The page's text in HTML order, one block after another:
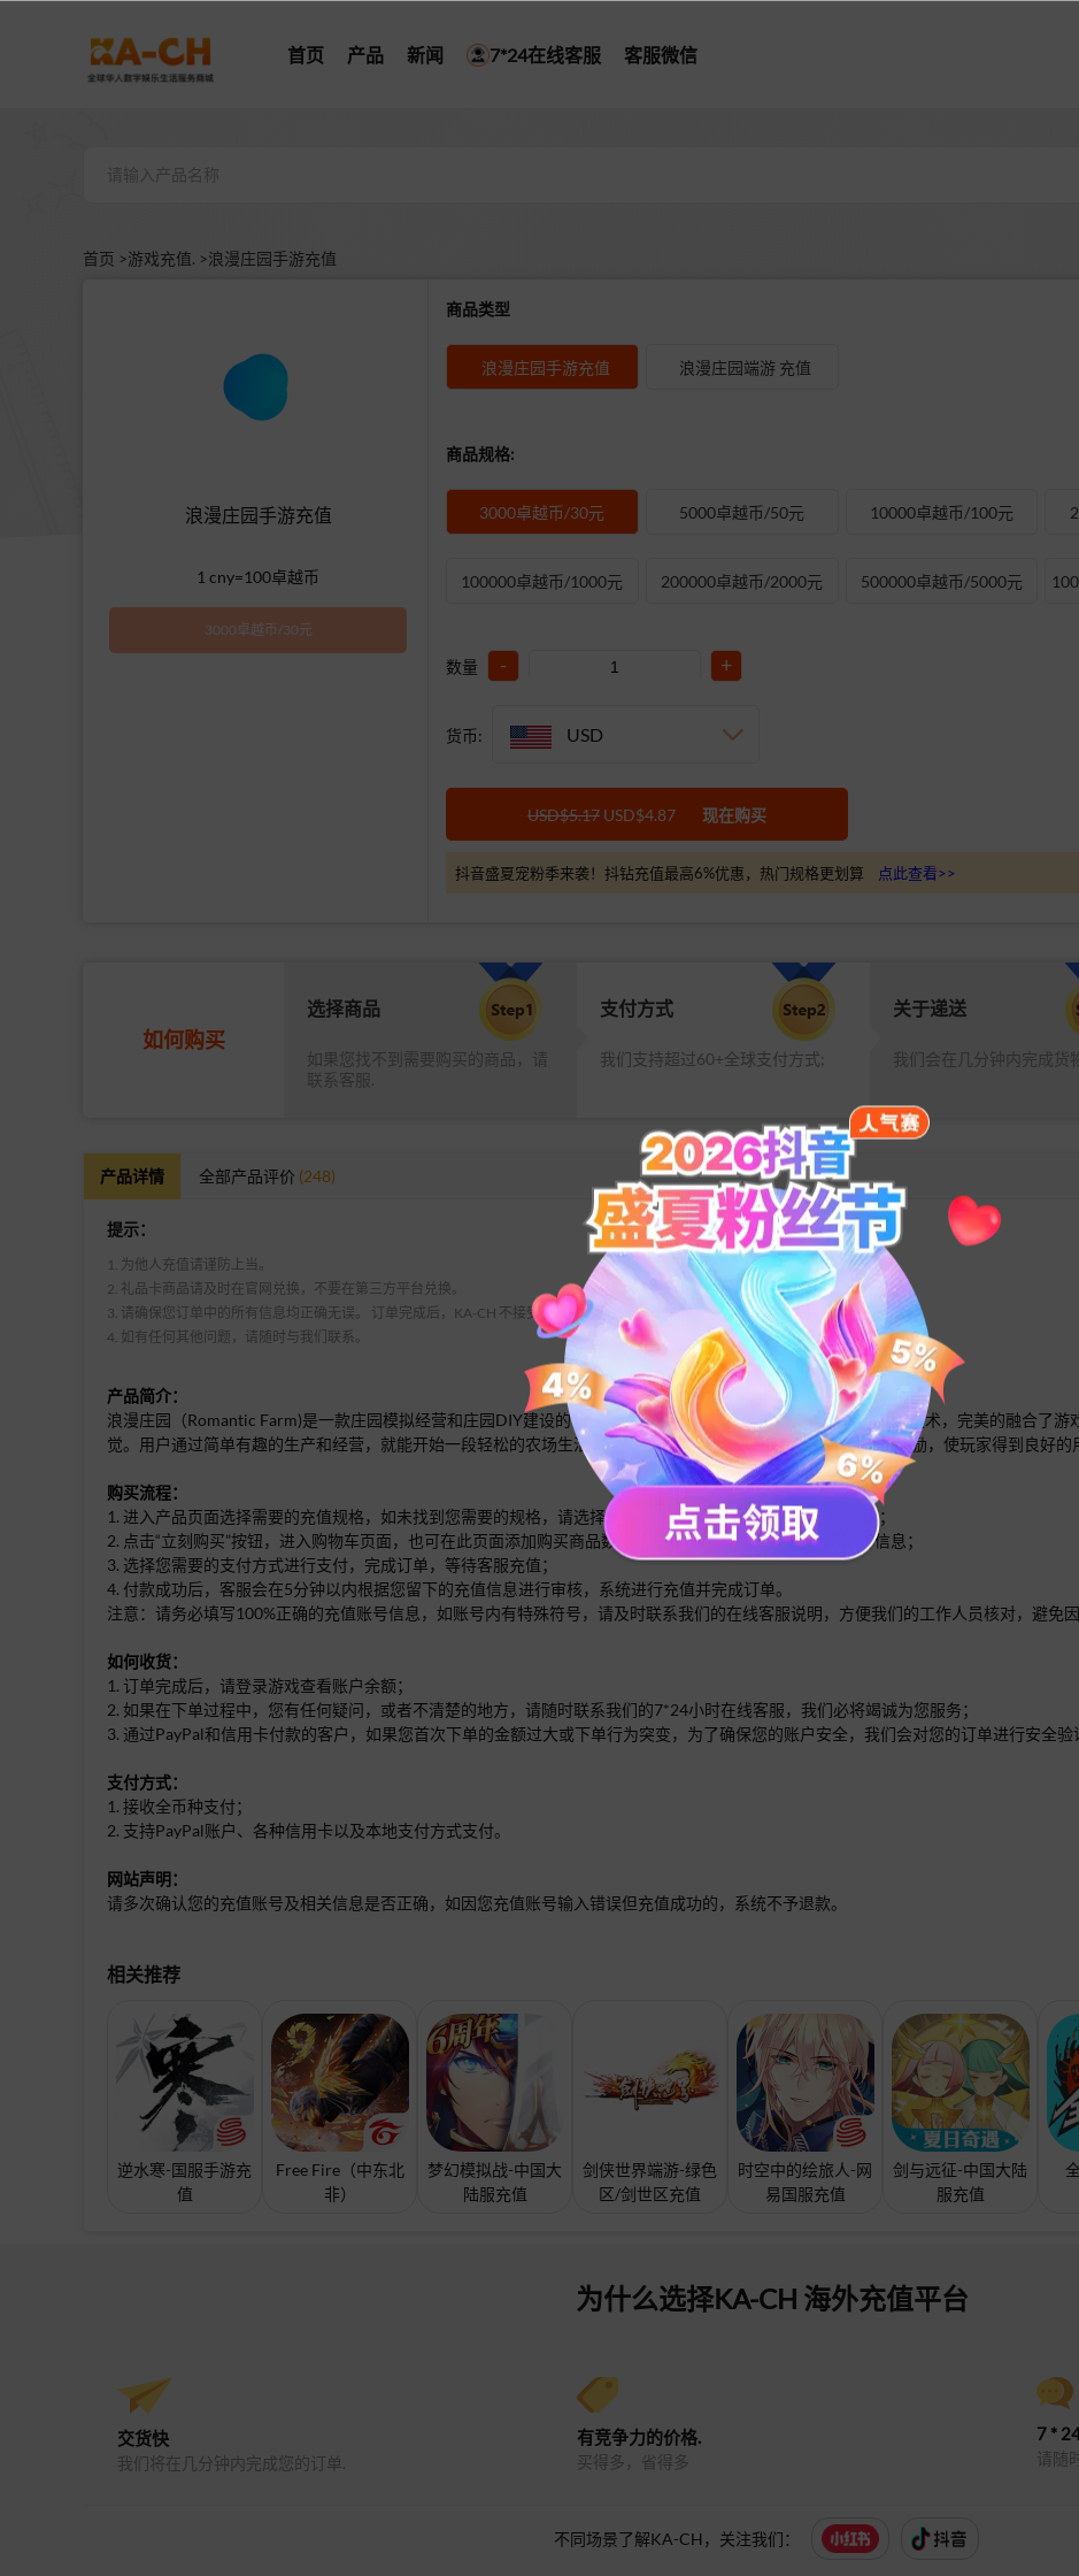
首页 产品 新闻 7*24在线客服 客服微信
首页 >游戏充值. >浪漫庄园手游充值
浪漫庄园手游充值
1 cny=100卓越币
3000卓越币/30元
商品类型
浪漫庄园手游充值 浪漫庄园端游 充值
商品规格:
3000卓越币/30元 5000卓越币/50元 10000卓越币/100元
100000卓越币/1000元 200000卓越币/2000元 500000卓越币/5000元
数量 - +
货币: USD
USD$5.17 USD$4.87 现在购买
抖音盛夏宠粉季来袭！抖钻充值最高6%优惠，热门规格更划算 点此查看>>
如何购买
选择商品
如果您找不到需要购买的商品，请
联系客服.
支付方式
我们支持超过60+全球支付方式;
关于递送
我们会在几分钟内完成货
产品详情 全部产品评价 (248)
提示：
1. 为他人充值请谨防上当。
2. 礼品卡商品请及时在官网兑换，不要在第三方平台兑换。
3. 请确保您订单中的所有信息均正确无误。 订单完成后，KA-CH 不接受任何退款请求。
4. 如有任何其他问题，请随时与我们联系。
产品简介：
浪漫庄园（Romantic Farm)是一款庄园模拟经营和庄园DIY建设的休闲养成类游戏。通过结合手机设备先进的触控技术，完美的融合了
觉。用户通过简单有趣的生产和经营，就能开始一段轻松的农场生活，智能化的订单和航运系统，恰当的任务和奖励，使玩家得到良好的
购买流程：
1. 进入产品页面选择需要的充值规格，如未找到您需要的规格，请选择合适的规格分别多次或多数量下单即可；
2. 点击“立刻购买”按钮，进入购物车页面，也可在此页面添加购买商品数量，根据提示输入您需要充值的账号信息；
3. 选择您需要的支付方式进行支付，完成订单，等待客服充值；
4. 付款成功后，客服会在5分钟以内根据您留下的充值信息进行审核，系统进行充值并完成订单。
注意：请务必填写100%正确的充值账号信息，如账号内有特殊符号，请及时联系我们的在线客服说明，方便我们的工作人员核对，避免
如何收货：
1. 订单完成后，请登录游戏查看账户余额；
2. 如果在下单过程中，您有任何疑问，或者不清楚的地方，请随时联系我们的7*24小时在线客服，我们必将竭诚为您服务；
3. 通过PayPal和信用卡付款的客户，如果您首次下单的金额过大或下单行为突变，为了确保您的账户安全，我们会对您的订单进行安全验
支付方式：
1. 接收全币种支付；
2. 支持PayPal账户、各种信用卡以及本地支付方式支付。
网站声明：
请多次确认您的充值账号及相关信息是否正确，如因您充值账号输入错误但充值成功的，系统不予退款。
相关推荐
逆水寒-国服手游充
值
Free Fire（中东北
非）
梦幻模拟战-中国大
陆服充值
剑侠世界端游-绿色
区/剑世区充值
时空中的绘旅人-网
易国服充值
剑与远征-中国大陆
服充值
为什么选择KA-CH 海外充值平台
交货快
我们将在几分钟内完成您的订单.
有竞争力的价格.
买得多，省得多
7 *
请随
不同场景了解KA-CH，关注我们：